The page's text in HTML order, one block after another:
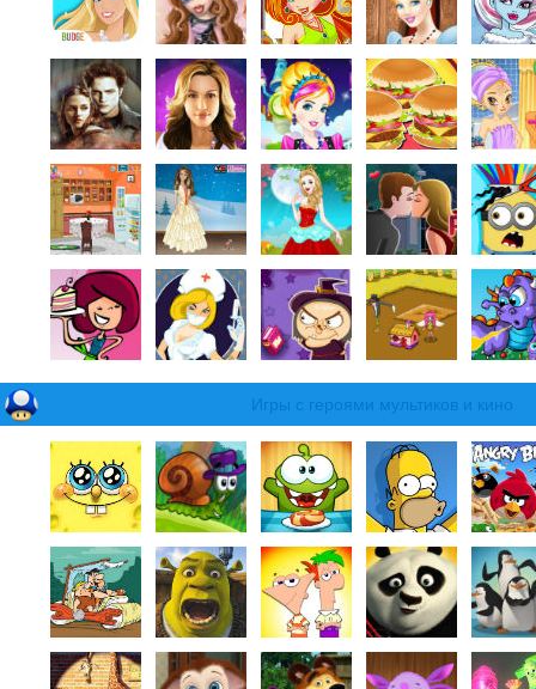
Игры с героями мультиков и кино